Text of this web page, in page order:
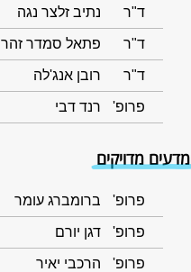
ד"ר נתיב זלצר נגה
ד"ר פתאל סמדר זהר
ד"ר רובן אנג'לה
פרופ' רנד דבי
מדעים מדויקים
פרופ' ברומברג עומר
פרופ' דגן יורם
פרופ' הרכבי יאיר